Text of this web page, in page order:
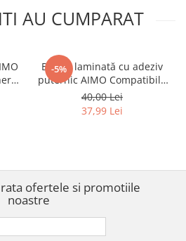
AU CUMPARAT
și
-5%
Bandă laminată cu adeziv
puternic AIMO Compatibilă
Brother TZe-S651, 24 mm
text negru pe galben,
pentru suprafețe plane,
40,00 Lei
37,99 Lei
ofertele si promotiile
noastre